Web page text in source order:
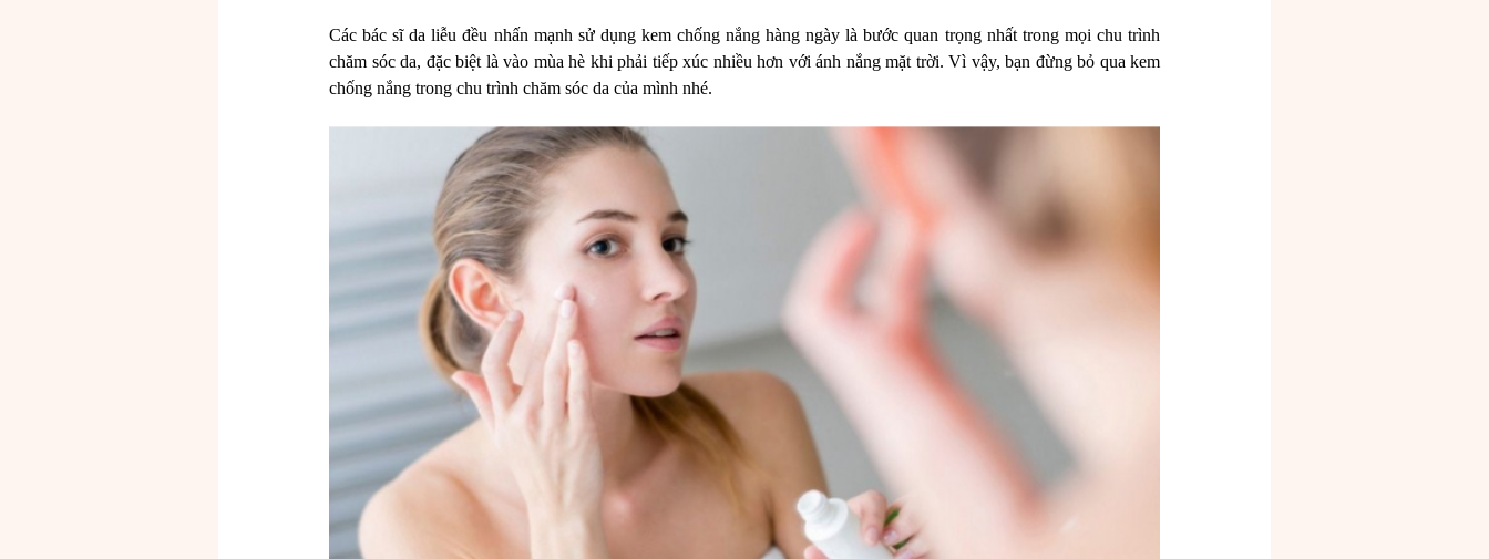
Các bác sĩ da liễu đều nhấn mạnh sử dụng kem chống nắng hàng ngày là bước quan trọng nhất trong mọi chu trình
chăm sóc da, đặc biệt là vào mùa hè khi phải tiếp xúc nhiều hơn với ánh nắng mặt trời. Vì vậy, bạn đừng bỏ qua kem
chống nắng trong chu trình chăm sóc da của mình nhé.